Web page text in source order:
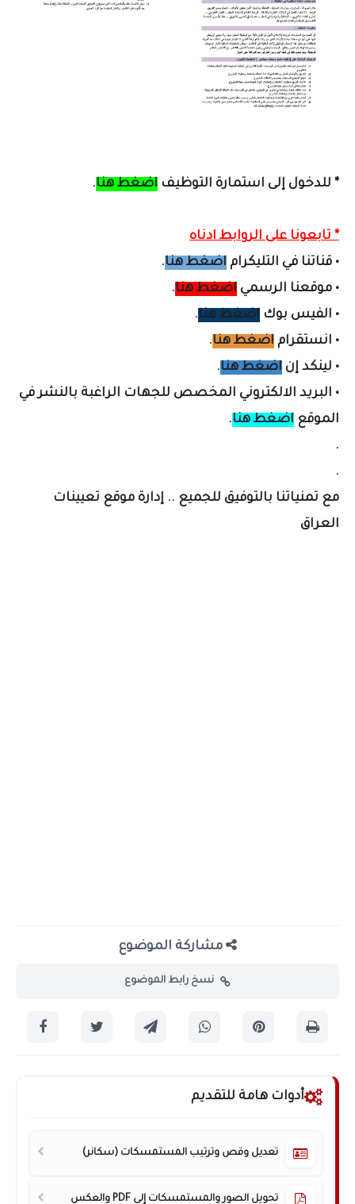
* للدخول إلى استمارة التوظيف اضغط هنا.
* تابعونا على الروابط ادناه
• قناتنا في التليكرام اضغط هنا.
• موقعنا الرسمي اضغط هنا.
• الفيس بوك اضغط هنا.
• انستقرام اضغط هنا.
• لينكد إن اضغط هنا.
• البريد الالكتروني المخصص للجهات الراغبة بالنشر في
الموقع اضغط هنا.
.
.
مع تمنياتنا بالتوفيق للجميع .. إدارة موقع تعيينات
العراق
مشاركة الموضوع
نسخ رابط الموضوع
أدوات هامة للتقديم
تعديل وقص وترتيب المستمسكات (سكانر)
تحويل الصور والمستمسكات إلى PDF والعكس